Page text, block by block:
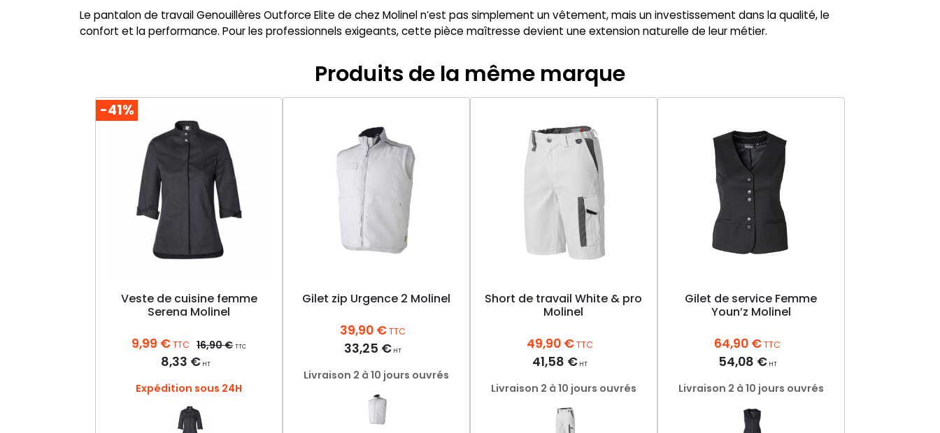
Le pantalon de travail Genouillères Outforce Elite de chez Molinel n’est pas simplement un vêtement, mais un investissement dans la qualité, le
confort et la performance. Pour les professionnels exigeants, cette pièce maîtresse devient une extension naturelle de leur métier.
Produits de la même marque
-41%
Veste de cuisine femme
Serena Molinel
9,99 €TTC 16,90€ TTC
8,33 € HT
Expédition sous 24H
Gilet zip Urgence 2 Molinel
39,90 €TTC
33,25 € HT
Livraison 2 à 10 jours ouvrés
Short de travail White & pro
Molinel
49,90 € TTC
41,58 € HT
Livraison 2 à 10 jours ouvrés
Gilet de service Femme
Youn’z Molinel
64,90 €TTC
54,08 € HT
Livraison 2 à 10 jours ouvrés